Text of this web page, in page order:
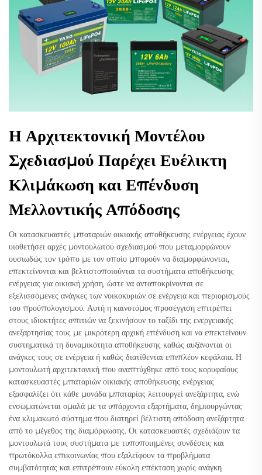
Η Αρχιτεκτονική Μοντέλου
Σχεδιασμού Παρέχει Ευέλικτη
Κλιμάκωση και Επένδυση
Μελλοντικής Απόδοσης
Οι κατασκευαστές μπαταριών οικιακής αποθήκευσης ενέργειας έχουν
υιοθετήσει αρχές μοντουλωτού σχεδιασμού που μεταμορφώνουν
ουσιωδώς τον τρόπο με τον οποίο μπορούν να διαμορφώνονται,
επεκτείνονται και βελτιστοποιούνται τα συστήματα αποθήκευσης
ενέργειας για οικιακή χρήση, ώστε να ανταποκρίνονται σε
εξελισσόμενες ανάγκες των νοικοκυριών σε ενέργεια και περιορισμούς
του προϋπολογισμού. Αυτή η καινοτόμος προσέγγιση επιτρέπει
στους ιδιοκτήτες σπιτιών να ξεκινήσουν το ταξίδι της ενεργειακής
ανεξαρτησίας τους με μικρότερη αρχική επένδυση και να επεκτείνουν
συστηματικά τη δυναμικότητα αποθήκευσης καθώς αυξάνονται οι
ανάγκες τους σε ενέργεια ή καθώς διατίθενται επιπλέον κεφάλαια. Η
μοντουλωτή αρχιτεκτονική που αναπτύχθηκε από τους κορυφαίους
κατασκευαστές μπαταριών οικιακής αποθήκευσης ενέργειας
εξασφαλίζει ότι κάθε μονάδα μπαταρίας λειτουργεί ανεξάρτητα, ενώ
ενσωματώνεται ομαλά με τα υπάρχοντα εξαρτήματα, δημιουργώντας
ένα κλιμακωτό σύστημα που διατηρεί βέλτιστη απόδοση ανεξάρτητα
από το μέγεθος της διαμόρφωσης. Οι κατασκευαστές σχεδιάζουν τα
μοντουλωτά τους συστήματα με τυποποιημένες συνδέσεις και
πρωτόκολλα επικοινωνίας που εξαλείφουν τα προβλήματα
συμβατότητας και επιτρέπουν εύκολη επέκταση χωρίς ανάγκη